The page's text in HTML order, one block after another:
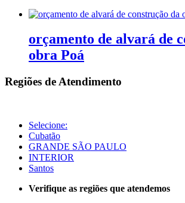
orçamento de alvará de
obra Poá
Regiões de Atendimento
Selecione:
Cubatão
GRANDE SÃO PAULO
INTERIOR
Santos
Verifique as regiões que atendemos